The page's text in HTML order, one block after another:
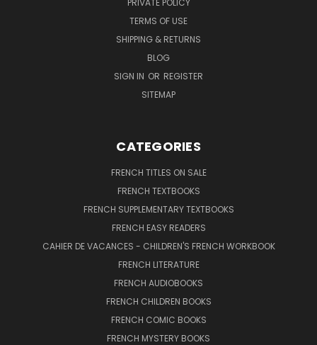
TERMS OF USE
SHIPPING & RETURNS
BLOG
SIGN IN OR REGISTER
SITEMAP
CATEGORIES
FRENCH TITLES ON SALE
FRENCH TEXTBOOKS
FRENCH SUPPLEMENTARY TEXTBOOKS
FRENCH EASY READERS
CAHIER DE VACANCES - CHILDREN'S FRENCH WORKBOOK
FRENCH LITERATURE
FRENCH AUDIOBOOKS
FRENCH CHILDREN BOOKS
FRENCH COMIC BOOKS
FRENCH MYSTERY BOOKS